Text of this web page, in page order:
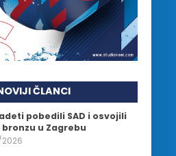
ČLANCI
pobedili SAD i osvojili
u Zagrebu